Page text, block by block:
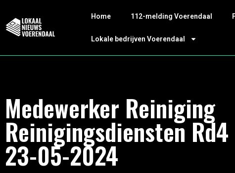
Home 112-melding Voerendaal
Lokale bedrijven Voerendaal
Medewerker Reiniging
Reinigingsdiensten Rd4
23-05-2024